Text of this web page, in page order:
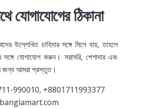
যোগাযোগের ঠিকানা
উল্লেখিত চাহিদার সঙ্গে মিলে যায়, তাহলে
সঙ্গে যোগাযোগ করুন। সরাসরি, পেশাদার এবং
জন্য আমরা প্রস্তুত।
990010, +8801711993377